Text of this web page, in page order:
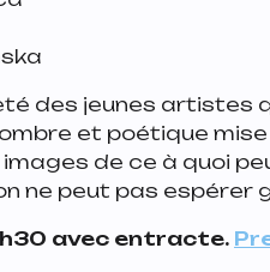
des jeunes artistes
et poétique
de ce à quoi
ne peut pas espérer
avec entracte.